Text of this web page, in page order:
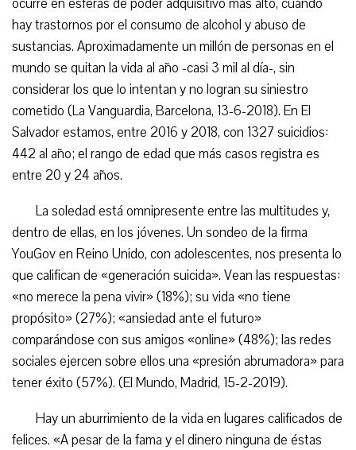
hay trastornos por el consumo de alcohol y abuso de
sustancias. Aproximadamente un millón de personas en el
mundo se quitan la vida al año -casi 3 mil al día-, sin
considerar los que lo intentan y no logran su siniestro
cometido (La Vanguardia, Barcelona, 13-6-2018). En El
Salvador estamos, entre 2016 y 2018, con 1327 suicidios:
442 al año; el rango de edad que más casos registra es
entre 20 y 24 años.
La soledad está omnipresente entre las multitudes y,
dentro de ellas, en los jóvenes. Un sondeo de la firma
YouGov en Reino Unido, con adolescentes, nos presenta lo
que califican de «generación suicida». Vean las respuestas:
«no merece la pena vivir» (18%); su vida «no tiene
propósito» (27%); «ansiedad ante el futuro»
comparándose con sus amigos «online» (48%); las redes
sociales ejercen sobre ellos una «presión abrumadora» para
tener éxito (57%). (El Mundo, Madrid, 15-2-2019).
Hay un aburrimiento de la vida en lugares calificados de
felices. «A pesar de la fama y el dinero ninguna de éstas